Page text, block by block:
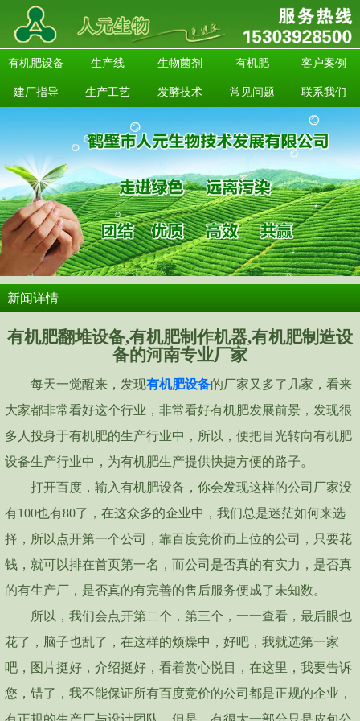
有机肥设备 生产线 生物菌剂 有机肥 客户案例
建厂指导 生产工艺 发酵技术 常见问题 联系我们
新闻详情
有机肥翻堆设备,有机肥制作机器,有机肥制造设
备的河南专业厂家
每天一觉醒来，发现有机肥设备的厂家又多了几家，看来
大家都非常看好这个行业，非常看好有机肥发展前景，发现很
多人投身于有机肥的生产行业中，所以，便把目光转向有机肥
设备生产行业中，为有机肥生产提供快捷方便的路子。
打开百度，输入有机肥设备，你会发现这样的公司厂家没
有100也有80了，在这众多的企业中，我们总是迷茫如何来选
择，所以点开第一个公司，靠百度竞价而上位的公司，只要花
钱，就可以排在首页第一名，而公司是否真的有实力，是否真
的有生产厂，是否真的有完善的售后服务便成了未知数。
所以，我们会点开第二个，第三个，一一查看，最后眼也
花了，脑子也乱了，在这样的烦燥中，好吧，我就选第一家
吧，图片挺好，介绍挺好，看着赏心悦目，在这里，我要告诉
您，错了，我不能保证所有百度竞价的公司都是正规的企业，